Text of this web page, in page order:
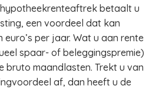
betaalt u
een voordeel dat kan
per jaar. Wat u aan rente
spaar- of beleggingspremie)
bruto maandlasten. Trekt u van
af, dan heeft u de